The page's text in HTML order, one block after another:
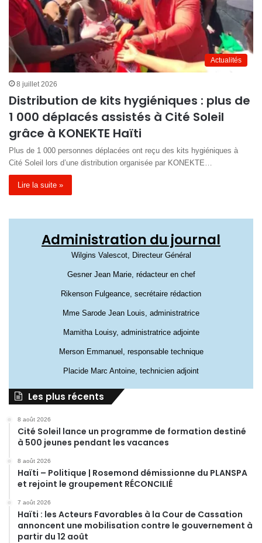
Actualités
8 juillet 2026
Distribution de kits hygiéniques : plus de
1 000 déplacés assistés à Cité Soleil
grâce à KONEKTE Haïti
Plus de 1 000 personnes déplacées ont reçu des kits hygiéniques à
Cité Soleil lors d’une distribution organisée par KONEKTE…
Lire la suite »
Administration du journal
Wilgins Valescot, Directeur Général
Gesner Jean Marie, rédacteur en chef
Rikenson Fulgeance, secrétaire rédaction
Mme Sarode Jean Louis, administratrice
Mamitha Louisy, administratrice adjointe
Merson Emmanuel, responsable technique
Placide Marc Antoine, technicien adjoint
Les plus récents
8 août 2026
Cité Soleil lance un programme de formation destiné
à 500 jeunes pendant les vacances
8 août 2026
Haïti – Politique | Rosemond démissionne du PLANSPA
et rejoint le groupement RÉCONCILIÉ
7 août 2026
Haïti : les Acteurs Favorables à la Cour de Cassation
annoncent une mobilisation contre le gouvernement à
partir du 12 août